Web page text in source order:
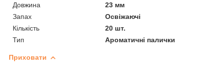
Довжина
23 мм
Запах
Освіжаючі
Кількість
20 шт.
Тип
Ароматичні палички
Приховати